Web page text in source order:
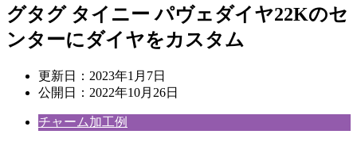
グタグ タイニー パヴェダイヤ22Kのセ
ンターにダイヤをカスタム
更新日： 2023年1月7日
公開日： 2022年10月26日
チャーム加工例